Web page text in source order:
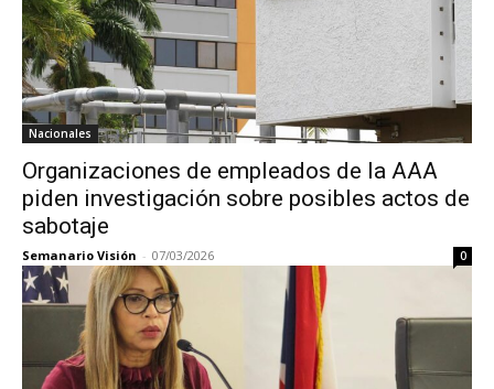
Nacionales
Organizaciones de empleados de la AAA
piden investigación sobre posibles actos de
sabotaje
Semanario Visión - 07/03/2026 0